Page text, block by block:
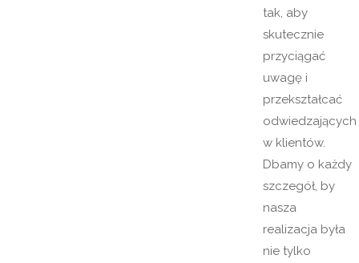
tak, aby
skutecznie
przyciągać
uwagę i
przekształcać
odwiedzających
w klientów.
Dbamy o każdy
szczegół, by
nasza
realizacja była
nie tylko